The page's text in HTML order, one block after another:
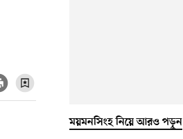
ময়মনসিংহ নিয়ে আরও পড়ুন